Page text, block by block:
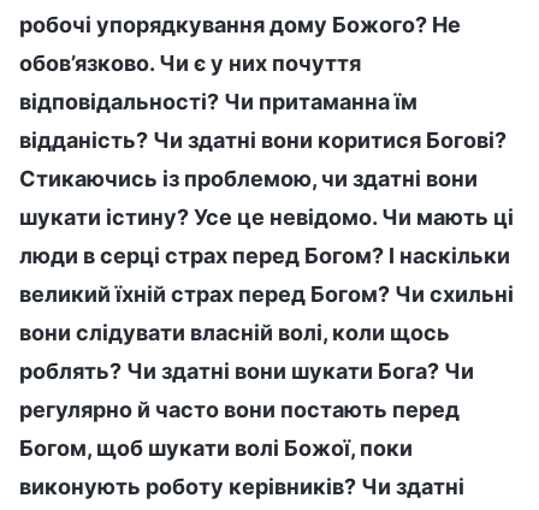
робочі упорядкування дому Божого? Не
обов’язково. Чи є у них почуття
відповідальності? Чи притаманна їм
відданість? Чи здатні вони коритися Богові?
Стикаючись із проблемою, чи здатні вони
шукати істину? Усе це невідомо. Чи мають ці
люди в серці страх перед Богом? І наскільки
великий їхній страх перед Богом? Чи схильні
вони слідувати власній волі, коли щось
роблять? Чи здатні вони шукати Бога? Чи
регулярно й часто вони постають перед
Богом, щоб шукати волі Божої, поки
виконують роботу керівників? Чи здатні